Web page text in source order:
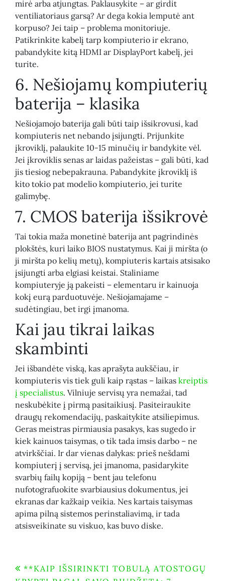
mirė arba atjungtas. Paklausykite – ar girdit
ventiliatoriaus garsą? Ar dega kokia lemputė ant
korpuso? Jei taip – problema monitoriuje.
Patikrinkite kabelį tarp kompiuterio ir ekrano,
pabandykite kitą HDMI ar DisplayPort kabelį, jei
turite.
6. Nešiojamų kompiuterių
baterija – klasika
Nešiojamojo baterija gali būti taip išsikrovusi, kad
kompiuteris net nebando įsijungti. Prijunkite
įkroviklį, palaukite 10-15 minučių ir bandykite vėl.
Jei įkroviklis senas ar laidas pažeistas – gali būti, kad
jis tiesiog nebepakrauna. Pabandykite įkroviklį iš
kito tokio pat modelio kompiuterio, jei turite
galimybę.
7. CMOS baterija išsikrovė
Tai tokia maža monetinė baterija ant pagrindinės
plokštės, kuri laiko BIOS nustatymus. Kai ji miršta (o
ji miršta po kelių metų), kompiuteris kartais atsisako
įsijungti arba elgiasi keistai. Staliniame
kompiuteryje ją pakeisti – elementaru ir kainuoja
kokį eurą parduotuvėje. Nešiojamajame –
sudėtingiau, bet irgi įmanoma.
Kai jau tikrai laikas
skambinti
Jei išbandėte viską, kas aprašyta aukščiau, ir
kompiuteris vis tiek guli kaip rąstas – laikas kreiptis
į specialistus. Vilniuje servisų yra nemažai, tad
neskubėkite į pirmą pasitaikiusį. Pasiteiraukite
draugų rekomendacijų, paskaitykite atsiliepimus.
Geras meistras pirmiausia pasakys, kas sugedo ir
kiek kainuos taisymas, o tik tada imsis darbo – ne
atvirkščiai. Ir dar vienas dalykas: prieš nešdami
kompiuterį į servisą, jei įmanoma, pasidarykite
svarbių failų kopiją – bent jau telefonu
nufotografuokite svarbiausius dokumentus, jei
ekranas dar kažkaip veikia. Nes kartais taisymas
apima pilną sistemos perinstaliavimą, ir tada
atsisveikinate su viskuo, kas buvo diske.
Navigacija
**KAIP IŠSIRINKTI TOBULĄ ATOSTOGŲ